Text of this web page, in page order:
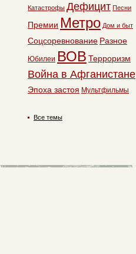
Катастрофы Дефицит Песни
Премии Метро Дом и быт
Соцсоревнование Разное
Юбилеи ВОВ Терроризм
Война в Афганистане
Эпоха застоя Мультфильмы
Все темы